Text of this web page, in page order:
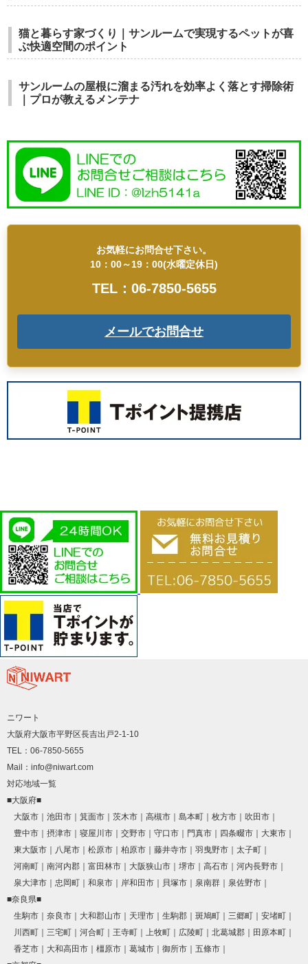
猫と暮らす家づくり｜サンルームで実現するペットが喜
ぶ快適空間のポイント
サンルームの屋根に溜まる汚れを効率よく落とす掃除術
｜プロが教えるメンテナ
お気軽にお問合せ下さい。
10：00～19：00(水曜定休日)
TEL：06-7850-5655
メールでお問合せ
ニワート
大阪府大阪市平野区長吉出戸2-1-10
TEL：06-7850-5655
Mail：info@niwart.com
対応地域一覧
■大阪府■
大阪市
池田市 箕面市 茨木市 高槻市 島本町 枚方市
吹田市
豊中市
摂津市 寝屋川市 交野市 守口市 門真市 四条畷市
大東市
東大阪市
八尾市 松原市 柏原市 藤井寺市 羽曳野市
太子町
河南町
南河内郡 富田林市 大阪狭山市 堺市 高石市
河内長野市
泉大津市
忠岡町 和泉市 岸和田市 貝塚市 泉南群
泉佐野市
■奈良県■
生駒市
奈良市 大和郡山市 天理市 生駒郡 斑鳩町 三郷町
安堵町
川西町
三宅町 河合町 王寺町 上牧町 広陵町 北葛城郡
田原本町
香芝市
大和高田市 橿原市 葛城市 御所市
五條市